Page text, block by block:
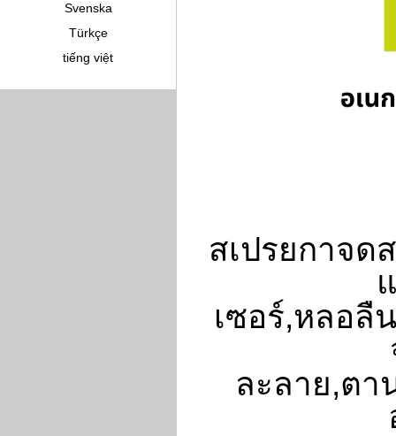
Svenska
Türkçe
tiếng việt
สเปรยกาจ
เซอร์,หลอลื
ละลาย,ตา